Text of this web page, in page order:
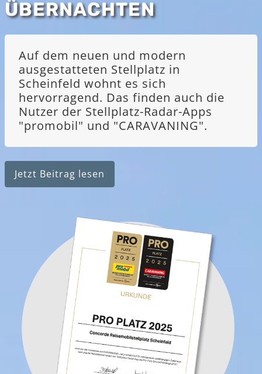
ÜBERNACHTEN
Auf dem neuen und modern
ausgestatteten Stellplatz in
Scheinfeld wohnt es sich
hervorragend. Das finden auch die
Nutzer der Stellplatz-Radar-Apps
"promobil" und "CARAVANING".
Jetzt Beitrag lesen